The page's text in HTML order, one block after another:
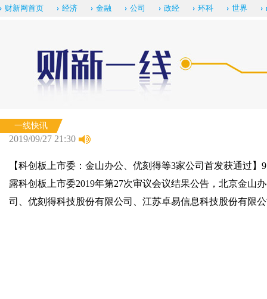
财新网首页 经济 金融 公司 政经 环科 世界
一线快讯
2019/09/27 21:30
【科创板上市委：金山办公、优刻得等3家公司首发获通过】
露科创板上市委2019年第27次审议会议结果公告，北京金山
司、优刻得科技股份有限公司、江苏卓易信息科技股份有限